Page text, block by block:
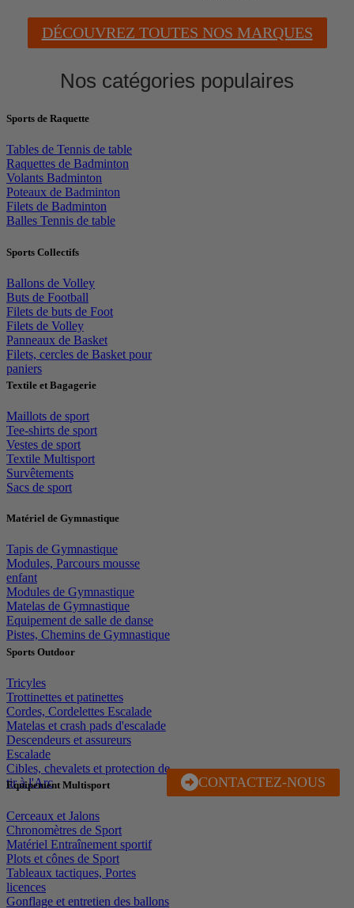
J'EN PROFITE
CONTACTEZ-NOUS
DÉCOUVREZ TOUTES NOS MARQUES
Nos catégories populaires
Sports de Raquette
Tables de Tennis de table
Raquettes de Badminton
Volants Badminton
Poteaux de Badminton
Filets de Badminton
Balles Tennis de table
Sports Collectifs
Ballons de Volley
Buts de Football
Filets de buts de Foot
Filets de Volley
Panneaux de Basket
Filets, cercles de Basket pour
paniers
Textile et Bagagerie
Maillots de sport
Tee-shirts de sport
Vestes de sport
Textile Multisport
Survêtements
Sacs de sport
Matériel de Gymnastique
Tapis de Gymnastique
Modules, Parcours mousse
enfant
Modules de Gymnastique
Matelas de Gymnastique
Equipement de salle de danse
Pistes, Chemins de Gymnastique
Sports Outdoor
Tricyles
Trottinettes et patinettes
Cordes, Cordelettes Escalade
Matelas et crash pads d'escalade
Descendeurs et assureurs
Escalade
Cibles, chevalets et protection de
tir à l'Arc
Equipement Multisport
Cerceaux et Jalons
Chronomètres de Sport
Matériel Entraînement sportif
Plots et cônes de Sport
Tableaux tactiques, Portes
licences
Gonflage et entretien des ballons